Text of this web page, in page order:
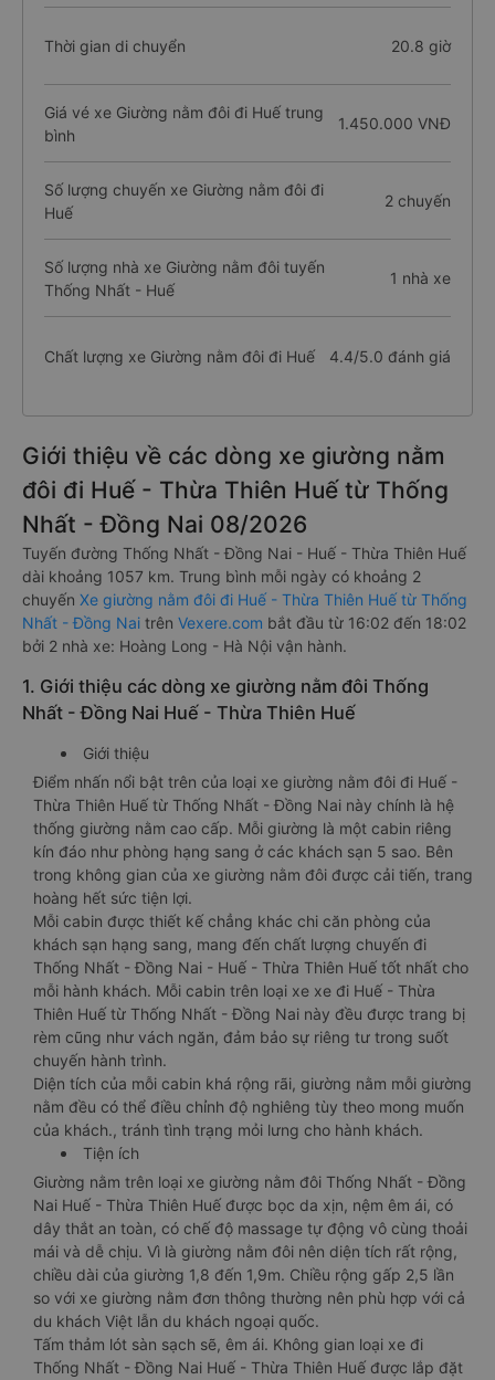
Thời gian di chuyển 20.8 giờ
Giá vé xe Giường nằm đôi đi Huế trung
bình
1.450.000 VNĐ
Số lượng chuyến xe Giường nằm đôi đi
Huế
2 chuyến
Số lượng nhà xe Giường nằm đôi tuyến
Thống Nhất - Huế
1 nhà xe
Chất lượng xe Giường nằm đôi đi Huế 4.4/5.0 đánh giá
Giới thiệu về các dòng xe giường nằm
đôi đi Huế - Thừa Thiên Huế từ Thống
Nhất - Đồng Nai 08/2026
Tuyến đường Thống Nhất - Đồng Nai - Huế - Thừa Thiên Huế
dài khoảng 1057 km. Trung bình mỗi ngày có khoảng 2
chuyến Xe giường nằm đôi đi Huế - Thừa Thiên Huế từ Thống
Nhất - Đồng Nai trên Vexere.com bắt đầu từ 16:02 đến 18:02
bởi 2 nhà xe: Hoàng Long - Hà Nội vận hành.
1. Giới thiệu các dòng xe giường nằm đôi Thống
Nhất - Đồng Nai Huế - Thừa Thiên Huế
Giới thiệu
Điểm nhấn nổi bật trên của loại xe giường nằm đôi đi Huế -
Thừa Thiên Huế từ Thống Nhất - Đồng Nai này chính là hệ
thống giường nằm cao cấp. Mỗi giường là một cabin riêng
kín đáo như phòng hạng sang ở các khách sạn 5 sao. Bên
trong không gian của xe giường nằm đôi được cải tiến, trang
hoàng hết sức tiện lợi.
Mỗi cabin được thiết kế chẳng khác chi căn phòng của
khách sạn hạng sang, mang đến chất lượng chuyến đi
Thống Nhất - Đồng Nai - Huế - Thừa Thiên Huế tốt nhất cho
mỗi hành khách. Mỗi cabin trên loại xe xe đi Huế - Thừa
Thiên Huế từ Thống Nhất - Đồng Nai này đều được trang bị
rèm cũng như vách ngăn, đảm bảo sự riêng tư trong suốt
chuyến hành trình.
Diện tích của mỗi cabin khá rộng rãi, giường nằm mỗi giường
nằm đều có thể điều chỉnh độ nghiêng tùy theo mong muốn
của khách., tránh tình trạng mỏi lưng cho hành khách.
Tiện ích
Giường nằm trên loại xe giường nằm đôi Thống Nhất - Đồng
Nai Huế - Thừa Thiên Huế được bọc da xịn, nệm êm ái, có
dây thắt an toàn, có chế độ massage tự động vô cùng thoải
mái và dễ chịu. Vì là giường nằm đôi nên diện tích rất rộng,
chiều dài của giường 1,8 đến 1,9m. Chiều rộng gấp 2,5 lần
so với xe giường nằm đơn thông thường nên phù hợp với cả
du khách Việt lẫn du khách ngoại quốc.
Tấm thảm lót sàn sạch sẽ, êm ái. Không gian loại xe đi
Thống Nhất - Đồng Nai Huế - Thừa Thiên Huế được lắp đặt